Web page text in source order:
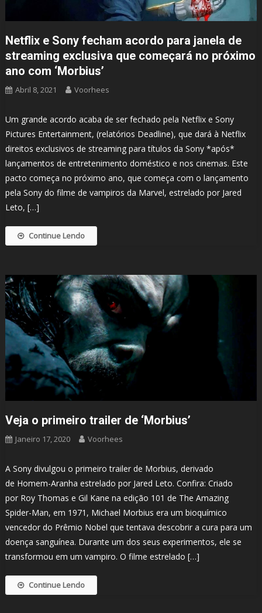
Netflix e Sony fecham acordo para janela de
streaming exclusiva que começará no próximo
ano com ‘Morbius’
Abril 8, 2021 Voorhees
Um grande acordo acaba de ser fechado pela Netflix e Sony
Pictures Entertainment, (relatórios Deadline), que dará à Netflix
direitos exclusivos de streaming para títulos da Sony *após*
lançamentos de entretenimento doméstico e nos cinemas. Este
pacto começa no próximo ano, que começa com o lançamento
pela Sony do filme de vampiros da Marvel, estrelado por Jared
Leto, […]
Continue Lendo
Veja o primeiro trailer de ‘Morbius’
Janeiro 17, 2020 Voorhees
A Sony divulgou o primeiro trailer de Morbius, derivado
de Homem-Aranha estrelado por Jared Leto. Confira: Criado
por Roy Thomas e Gil Kane na edição 101 de The Amazing
Spider-Man, em 1971, Michael Morbius era um bioquímico
vencedor do Prêmio Nobel que tentava descobrir a cura para um
doença sanguínea. Durante um dos seus experimentos, ele se
transformou em um vampiro. O filme estrelado […]
Continue Lendo